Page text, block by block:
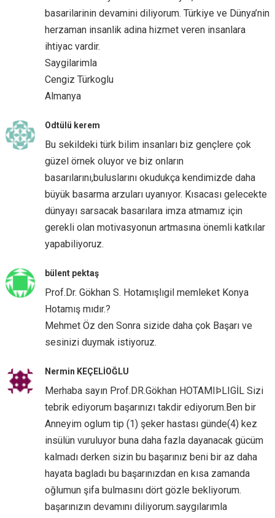
basarilarinin devamini diliyorum. Türkiye ve Dünya’nin
herzaman insanlik adina hizmet veren insanlara
ihtiyac vardir.
Saygilarimla
Cengiz Türkoglu
Almanya
Odtülü kerem
Bu sekildeki türk bilim insanları biz gençlere çok
güzel örnek oluyor ve biz onların
basarılarını,buluslarını okudukça kendimizde daha
büyük basarma arzuları uyanıyor. Kısacası gelecekte
dünyayı sarsacak basarılara imza atmamız için
gerekli olan motivasyonun artmasına önemli katkılar
yapabiliyoruz.
bülent pektaş
Prof.Dr. Gökhan S. Hotamışlıgil memleket Konya
Hotamış mıdır.?
Mehmet Öz den Sonra sizide daha çok Başarı ve
sesinizi duymak istiyoruz.
Nermin KEÇELİOĞLU
Merhaba sayın Prof.DR.Gökhan HOTAMIÞLIGİL Sizi
tebrik ediyorum başarınızı takdir ediyorum.Ben bir
Anneyim oglum tip (1) şeker hastası günde(4) kez
insülün vuruluyor buna daha fazla dayanacak gücüm
kalmadı derken sizin bu başarınız beni bir az daha
hayata bagladı bu başarınızdan en kısa zamanda
oğlumun şifa bulmasını dört gözle bekliyorum.
başarınızın devamını diliyorum.saygılarımla